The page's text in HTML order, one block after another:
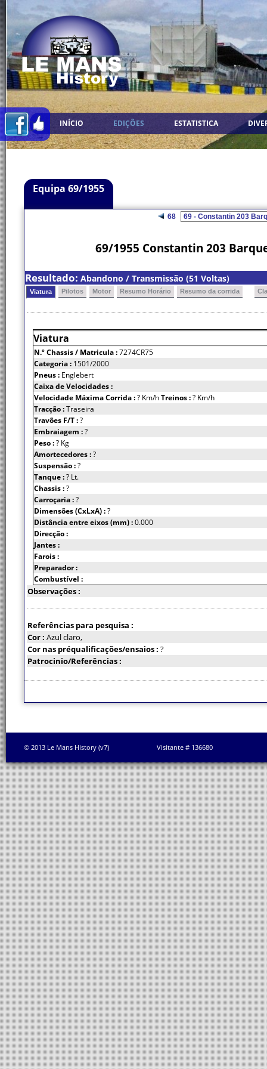
INÍCIO EDIÇÕES ESTATISTICA
Equipa 69/1955
68
69/1955 Constantin 203
Resultado: Abandono / Transmissão (51 Voltas)
Viatura Pilotos Motor Resumo Horário Resumo da corrida
Viatura
N.º Chassis/ Matricula :7274CR75
Categoria : 1501/2000
Pneus : Englebert
Caixa de Velocidades :
Velocidade Máxima Corrida :? Km/hTreinos :? Km/h
Tracção :Traseira
Travões F/T :?
Embraiagem :?
Peso :? Kg
Amortecedores :?
Suspensão :?
Tanque :? Lt.
Chassis :?
Carroçaria :?
Dimensões (CxLxA) :?
Distância entre eixos (mm) :0.000
Direcção :
Jantes :
Farois :
Preparador :
Combustível :
Observações :
Referências para pesquisa :
Cor : Azul claro,
Cor nas préqualificações/ensaios : ?
Patrocinio/Referências :
© 2013 Le Mans History (v7) Visitante # 136680